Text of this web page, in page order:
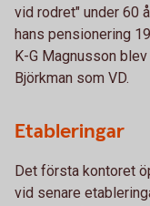
vid rodret" under 60
hans pensionering
K-G Magnusson
Björkman som VD.
Etableringar
Det första kontoret
vid senare